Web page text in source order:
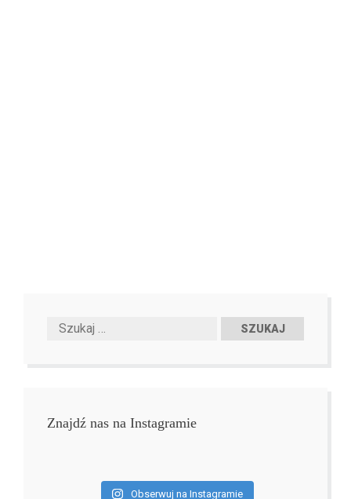
Znajdź nas na Instagramie
Obserwuj na Instagramie